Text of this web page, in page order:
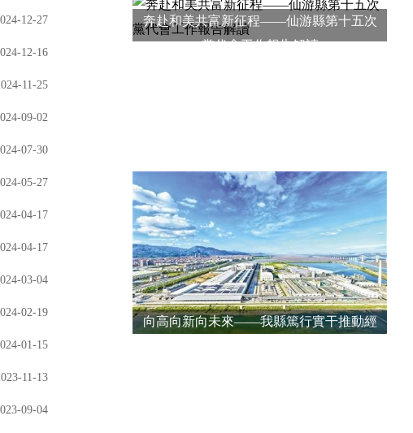
12-27
12-16
11-25
09-02
07-30
05-27
04-17
04-17
03-04
02-19
01-15
11-13
09-04
奔赴和美共富新征程——仙游縣第十五次
黨代會工作報告解讀
向高向新向未來——我縣篤行實干推動經